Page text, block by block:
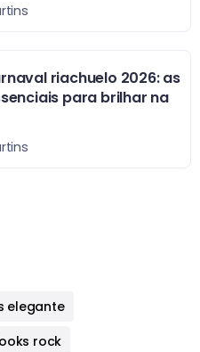
riachuelo 2026: as
para brilhar na
elegante
rock